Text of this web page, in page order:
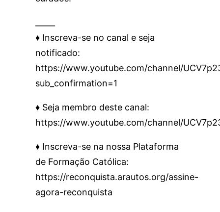
♦️ Inscreva-se no canal e seja
notificado:
https://www.youtube.com/channel/
sub_confirmation=1
♦️ Seja membro deste canal:
https://www.youtube.com/channel/
♦️ Inscreva-se na nossa Plataforma
de Formação Católica:
https://reconquista.arautos.org/assine-
agora-reconquista